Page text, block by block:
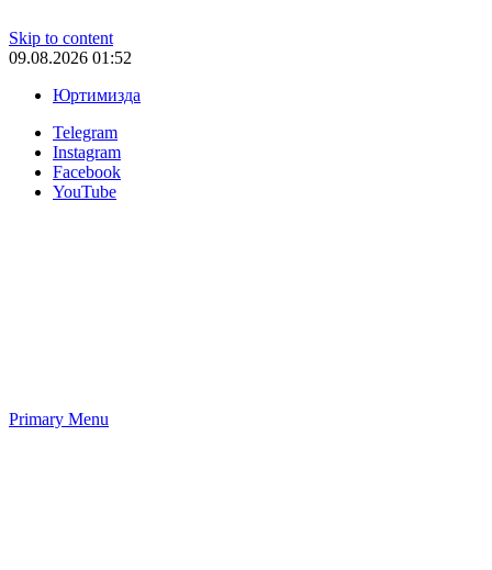
Skip to content
09.08.2026 01:52
Юртимизда
Telegram
Instagram
Facebook
YouTube
Primary Menu